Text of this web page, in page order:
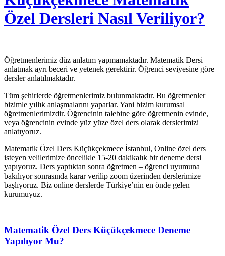
Özel Dersleri Nasıl Veriliyor?
Öğretmenlerimiz düz anlatım yapmamaktadır. Matematik Dersi
anlatmak ayrı beceri ve yetenek gerektirir. Öğrenci seviyesine göre
dersler anlatılmaktadır.
Tüm şehirlerde öğretmenlerimiz bulunmaktadır. Bu öğretmenler
bizimle yıllık anlaşmalarını yaparlar. Yani bizim kurumsal
öğretmenlerimizdir. Öğrencinin talebine göre öğretmenin evinde,
veya öğrencinin evinde yüz yüze özel ders olarak derslerimizi
anlatıyoruz.
Matematik Özel Ders Küçükçekmece İstanbul, Online özel ders
isteyen velilerimize öncelikle 15-20 dakikalık bir deneme dersi
yapıyoruz. Ders yaptıktan sonra öğretmen – öğrenci uyumuna
bakılıyor sonrasında karar verilip zoom üzerinden derslerimize
başlıyoruz. Biz online derslerde Türkiye’nin en önde gelen
kurumuyuz.
Matematik Özel Ders Küçükçekmece Deneme
Yapılıyor Mu?